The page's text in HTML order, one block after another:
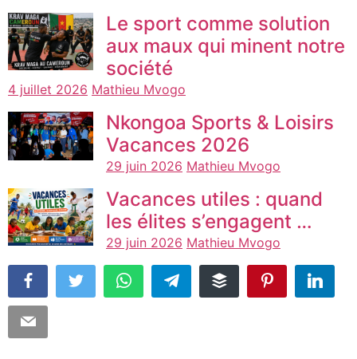
Le sport comme solution
aux maux qui minent notre
société
4 juillet 2026 Mathieu Mvogo
Nkongoa Sports & Loisirs
Vacances 2026
29 juin 2026 Mathieu Mvogo
Vacances utiles : quand
les élites s’engagent …
29 juin 2026 Mathieu Mvogo